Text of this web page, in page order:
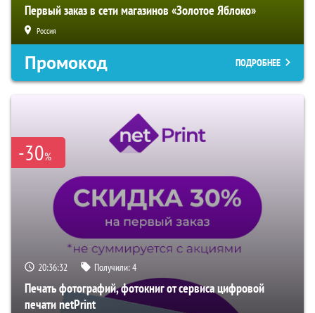
Первый заказ в сети магазинов «Золотое Яблоко»
Россия
Промокод ПОДРОБНЕЕ
-30%
20:36:31 Получили:4
Печать фотографий, фотокниг от сервиса цифровой
печати netPrint